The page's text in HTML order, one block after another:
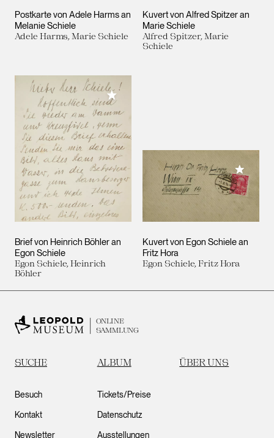
Postkarte von Adele Harms an
Melanie Schiele
Adele Harms, Marie Schiele
Kuvert von Alfred Spitzer an
Marie Schiele
Alfred Spitzer, Marie
Schiele
Brief von Heinrich Böhler an
Egon Schiele
Egon Schiele, Heinrich
Böhler
Meiner Sammlung hinzufügen
Kuvert von Egon Schiele an
Fritz Hora
Egon Schiele, Fritz Hora
Meiner
ONLINE
SAMMLUNG
SUCHE ALBUM ÜBER UNS
Besuch
Kontakt
Newsletter
Tickets/Preise
Datenschutz
Ausstellungen